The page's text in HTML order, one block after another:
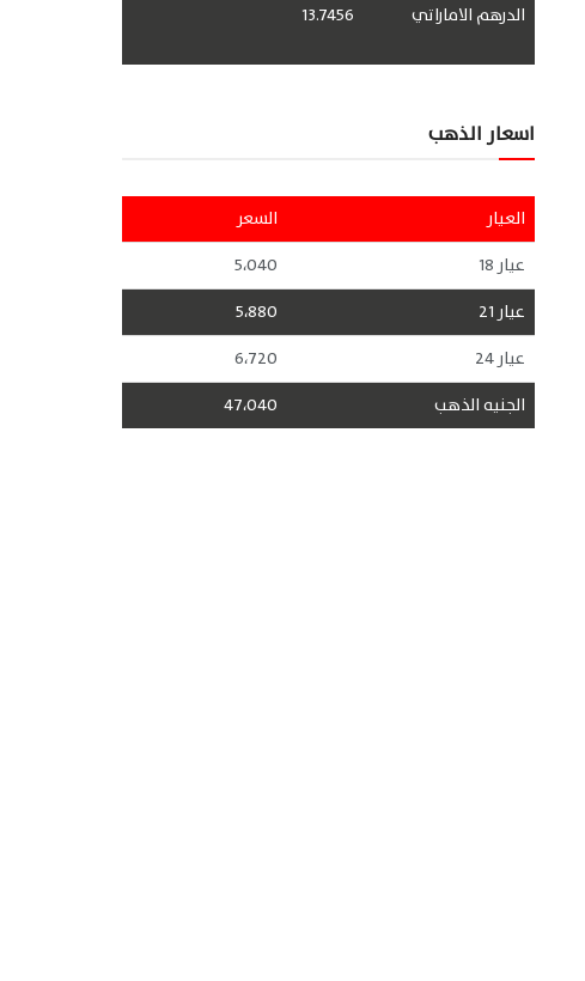
الدرهم الاماراتي 13.7456
اسعار الذهب
العيار
السعر
عيار 18
5،040
عيار 21
5،880
عيار 24
6،720
الجنيه الذهب
47،040